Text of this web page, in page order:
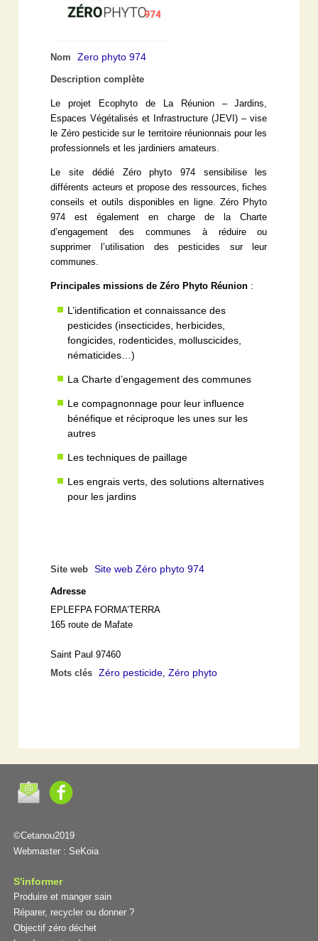
Nom Zero phyto 974
Description complète
Le projet Ecophyto de La Réunion – Jardins,
Espaces Végétalisés et Infrastructure (JEVI) – vise
le Zéro pesticide sur le territoire réunionnais pour les
professionnels et les jardiniers amateurs.
Le site dédié Zéro phyto 974 sensibilise les
différents acteurs et propose des ressources, fiches
conseils et outils disponibles en ligne. Zéro Phyto
974 est également en charge de la Charte
d’engagement des communes à réduire ou
supprimer l’utilisation des pesticides sur leur
communes.
Principales missions de Zéro Phyto Réunion :
L’identification et connaissance des
pesticides (insecticides, herbicides,
fongicides, rodenticides, molluscicides,
nématicides…)
La Charte d’engagement des communes
Le compagnonnage pour leur influence
bénéfique et réciproque les unes sur les
autres
Les techniques de paillage
Les engrais verts, des solutions alternatives
pour les jardins
Site web Site web Zéro phyto 974
Adresse
EPLEFPA FORMA’TERRA
165 route de Mafate
Saint Paul 97460
Mots clés
Zéro pesticide,Zéro phyto
©Cetanou2019
Webmaster : SeKoia
S'informer
Produire et manger sain
Réparer, recycler ou donner ?
Objectif zéro déchet